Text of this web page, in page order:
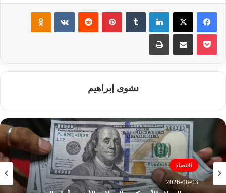
فيسبوك ‫X لينكدإن بينتيريست
نشوى إبراهيم
اقتصاد
2026-08-03